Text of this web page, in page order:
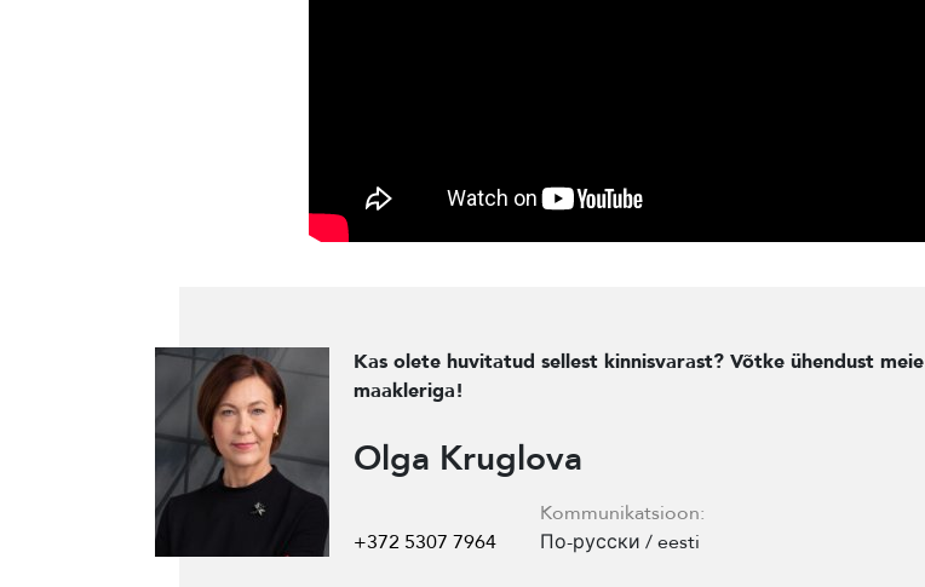
Kas olete huvitatud sellest kinnisvarast? Võtke ühendust meie
maakleriga!
Olga Kruglova
+372 5307 7964
Kommunikatsioon:
По-русски / eesti